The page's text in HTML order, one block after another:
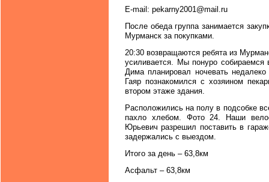
E-mail: pekarny2001@mail.ru
После обеда группа занимается
Мурманск за покупками.
20:30 возвращаются ребята из
усиливается. Мы понуро
Дима планировал ночевать
Гаяр познакомился с хозяином
втором этаже здания.
Расположились на полу в подсобке
пахло хлебом. Фото 24. Наши
Юрьевич разрешил поставить в
задержались с выездом.
Итого за день – 63,8км
Асфальт – 63,8км